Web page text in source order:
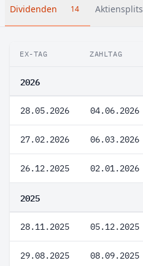
Dividenden 14 Aktiensplits
EX-TAG ZAHLTAG
2026
28.05.2026 04.06.2026
27.02.2026 06.03.2026
26.12.2025 02.01.2026
2025
28.11.2025 05.12.2025
29.08.2025 08.09.2025